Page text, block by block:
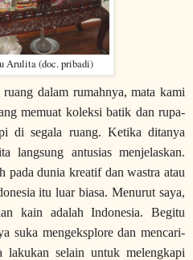
Arulita (doc. pribadi)
dalam rumahnya, mata kami
memuat koleksi batik dan rupa-
di segala ruang. Ketika ditanya
langsung antusias menjelaskan.
pada dunia kreatifdan wastra atau
itu luar biasa. Menurut saya,
kain adalah Indonesia. Begitu
suka mengeksplore dan mencari-
selain untuk melengkapi